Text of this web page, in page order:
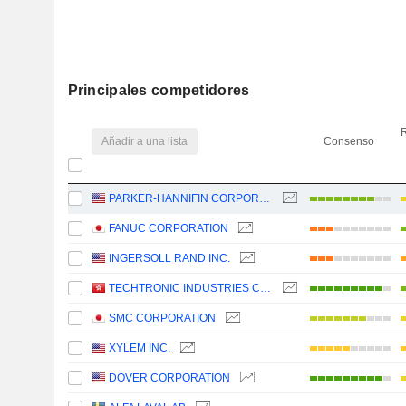
Principales competidores
Añadir a una lista Consenso
PARKER-HANNIFIN CORPORATION
FANUC CORPORATION
INGERSOLL RAND INC.
TECHTRONIC INDUSTRIES COMPANY LIMITED
SMC CORPORATION
XYLEM INC.
DOVER CORPORATION